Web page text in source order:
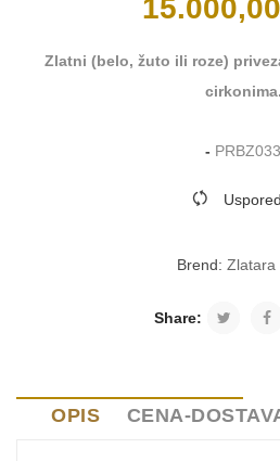
15.000,00
Zlatni (belo, žuto ili roze)
cirkonima.
- PRBZ033
Brend: Zlatara
Share:
OPIS CENA-